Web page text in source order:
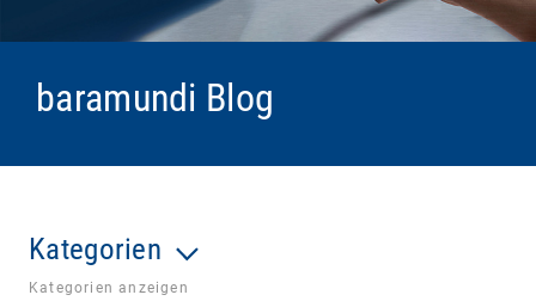
baramundi Blog
Kategorien
Kategorien anzeigen